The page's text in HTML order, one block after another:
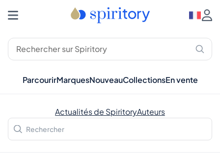
ParcourirMarquesNouveauCollectionsEn vente
Actualités de SpiritoryAuteurs